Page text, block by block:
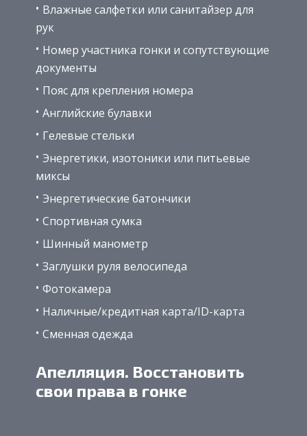
Влажные салфетки или санитайзер для
рук
Номер участника гонки и сопутствующие
документы
Пояс для крепления номера
Английские булавки
Гелевые стельки
Энергетики, изотоники или питьевые
миксы
Энергетические батончики
Спортивная сумка
Шинный манометр
Заглушки руля велосипеда
Фотокамера
Наличные/кредитная карта/ID-карта
Сменная одежда
Апелляция. Восстановить
свои права в гонке